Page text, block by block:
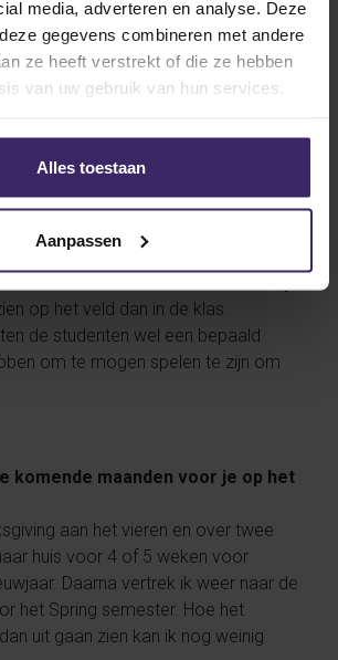
media, adverteren en analyse. Deze
gegevens combineren met andere
ze heeft verstrekt of die ze hebben
van uw gebruik van hun services.
Alles toestaan
Aanpassen
zijn vrij eenvoudig tot nu toe. Ik sta
4.0 gemiddeld wat de hoogst
Overigens zegt dit vrij weinig, want
graduate student deze resultaten
hebben veel huiswerk en kunnen geen
we onderweg naar uitwedstrijden
voor de sport gaat, maar als
op het veld dan in de klas.
de studenten wel een bepaald
om te mogen spelen te zijn om
komende maanden voor je op het
aan het vieren en over twee
huis voor 4 of 5 weken voor
Daarna vertrek ik weer naar de
het Spring semester. Hoe het
uit gaan zien kan ik nog weinig